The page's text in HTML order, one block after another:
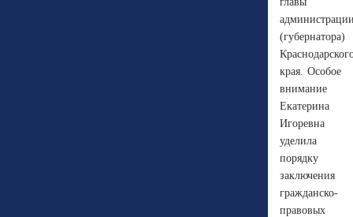
(губернатора)
края. Особое
внимание
Екатерина
Игоревна
уделила
порядку
заключения
гражданско-
правовых